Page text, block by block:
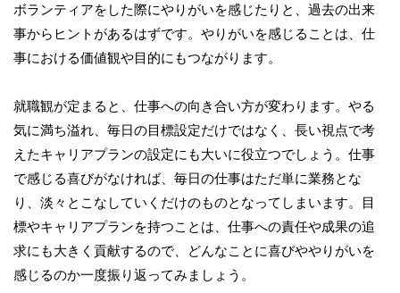
ボランティアをした際にやりがいを感じたりと、過去の出来
事からヒントがあるはずです。やりがいを感じることは、仕
事における価値観や目的にもつながります。
就職観が定まると、仕事への向き合い方が変わります。やる
気に満ち溢れ、毎日の目標設定だけではなく、長い視点で考
えたキャリアプランの設定にも大いに役立つでしょう。仕事
で感じる喜びがなければ、毎日の仕事はただ単に業務とな
り、淡々とこなしていくだけのものとなってしまいます。目
標やキャリアプランを持つことは、仕事への責任や成果の追
求にも大きく貢献するので、どんなことに喜びややりがいを
感じるのか一度振り返ってみましょう。